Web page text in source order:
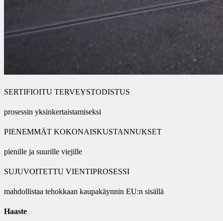
SERTIFIOITU TERVEYSTODISTUS
prosessin yksinkertaistamiseksi
PIENEMMÄT KOKONAISKUSTANNUKSET
pienille ja suurille viejille
SUJUVOITETTU VIENTIPROSESSI
mahdollistaa tehokkaan kaupakäynnin EU:n sisällä
Haaste